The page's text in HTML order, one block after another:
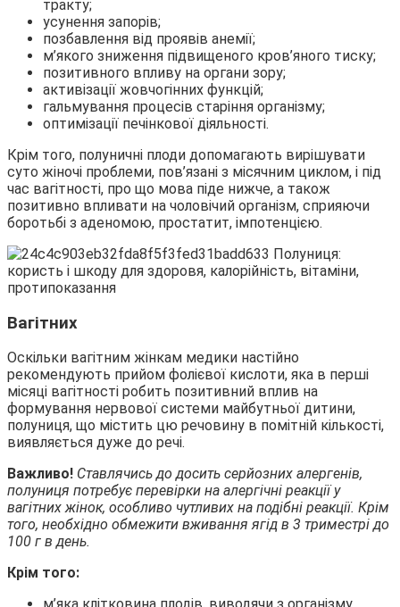
тракту;
усунення запорів;
позбавлення від проявів анемії;
м’якого зниження підвищеного кров’яного тиску;
позитивного впливу на органи зору;
активізації жовчогінних функцій;
гальмування процесів старіння організму;
оптимізації печінкової діяльності.
Крім того, полуничні плоди допомагають вирішувати
суто жіночі проблеми, пов’язані з місячним циклом, і під
час вагітності, про що мова піде нижче, а також
позитивно впливати на чоловічий організм, сприяючи
боротьбі з аденомою, простатит, імпотенцією.
Вагітних
Оскільки вагітним жінкам медики настійно
рекомендують прийом фолієвої кислоти, яка в перші
місяці вагітності робить позитивний вплив на
формування нервової системи майбутньої дитини,
полуниця, що містить цю речовину в помітній кількості,
виявляється дуже до речі.
Важливо! Ставлячись до досить серйозних алергенів,
полуниця потребує перевірки на алергічні реакції у
вагітних жінок, особливо чутливих на подібні реакції. Крім
того, необхідно обмежити вживання ягід в 3 триместрі до
100 г в день.
Крім того: